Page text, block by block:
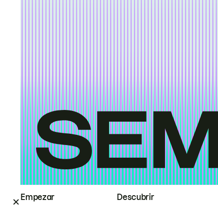
Empezar Descubrir